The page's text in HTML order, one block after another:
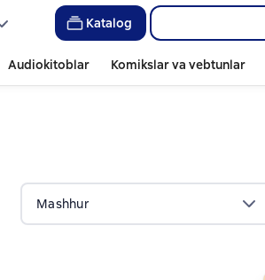
Katalog
Audiokitoblar Komikslar va vebtunlar
Mashhur